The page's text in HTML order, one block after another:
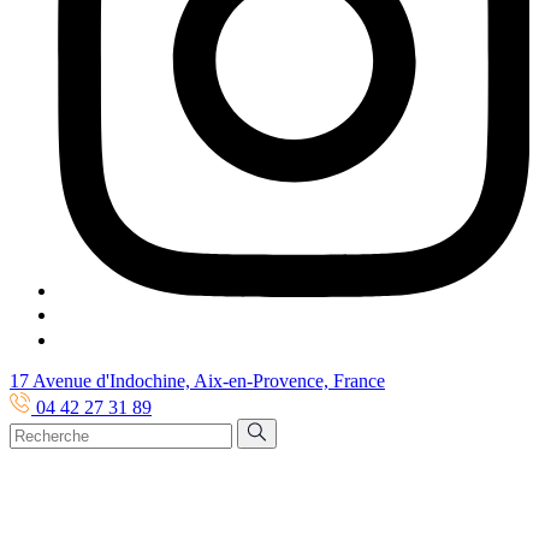
17 Avenue d'Indochine, Aix-en-Provence, France
04 42 27 31 89